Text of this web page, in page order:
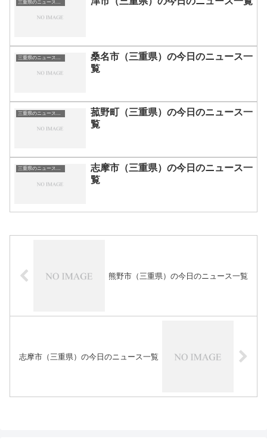
桑名市（三重県）の今日のニュース一
覧
菰野町（三重県）の今日のニュース一
覧
三重県のニュース一覧
志摩市（三重県）の今日のニュース一
覧
熊野市（三重県）の今日のニュース一覧
志摩市（三重県）の今日のニュース一覧